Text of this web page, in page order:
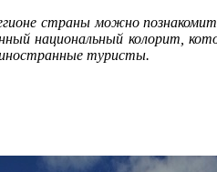
страны можно
национальный колорит,
иностранные туристы.